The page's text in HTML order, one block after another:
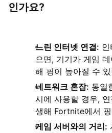
인가요?
느린 인터넷 연결:
으면, 기기가 게임
해 핑이 높아질 수
네트워크 혼잡: 동일
시에 사용할 경우,
생해 Fortnite에서
게임 서버와의 거리: